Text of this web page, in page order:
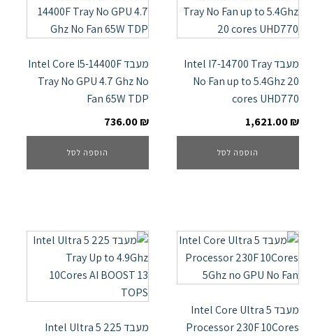
מעבד Intel I7-14700 Tray
No Fan up to 5.4Ghz 20
cores UHD770
1,621.00₪
הוספה לסל
מעבד Intel Core I5-14400F
Tray No GPU 4.7 Ghz No
Fan 65W TDP
736.00₪
הוספה לסל
מעבד Intel Core Ultra 5
Processor 230F 10Cores
מעבד Intel Ultra 5 225